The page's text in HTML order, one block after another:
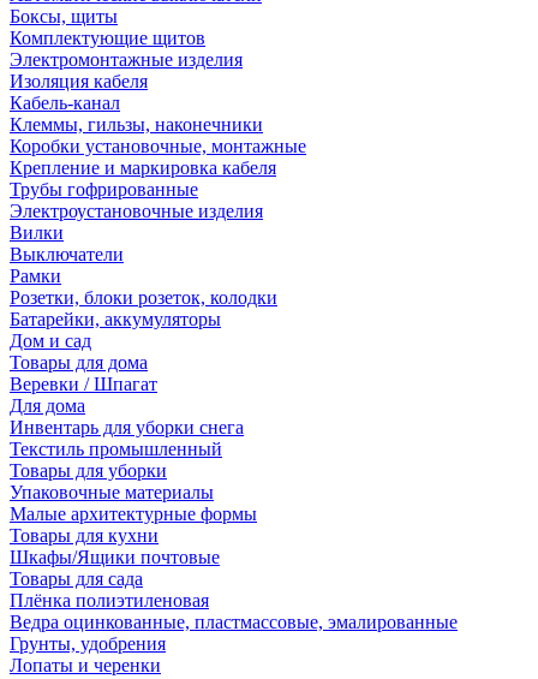
Боксы, щиты
Комплектующие щитов
Электромонтажные изделия
Изоляция кабеля
Кабель-канал
Клеммы, гильзы, наконечники
Коробки установочные, монтажные
Крепление и маркировка кабеля
Трубы гофрированные
Электроустановочные изделия
Вилки
Выключатели
Рамки
Розетки, блоки розеток, колодки
Батарейки, аккумуляторы
Дом и сад
Товары для дома
Веревки / Шпагат
Для дома
Инвентарь для уборки снега
Текстиль промышленный
Товары для уборки
Упаковочные материалы
Малые архитектурные формы
Товары для кухни
Шкафы/Ящики почтовые
Товары для сада
Плёнка полиэтиленовая
Ведра оцинкованные, пластмассовые, эмалированные
Грунты, удобрения
Лопаты и черенки